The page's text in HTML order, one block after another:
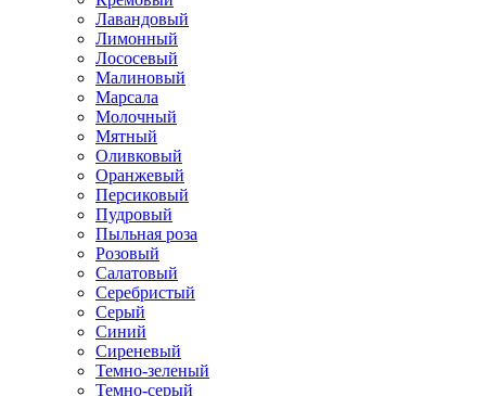
Лавандовый
Лимонный
Лососевый
Малиновый
Марсала
Молочный
Мятный
Оливковый
Оранжевый
Персиковый
Пудровый
Пыльная роза
Розовый
Салатовый
Серебристый
Серый
Синий
Сиреневый
Темно-зеленый
Темно-серый